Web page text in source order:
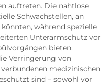
auftreten. Die nahtlose
Schwachstellen, an
während spezielle
Unterarmschutz vor
bieten.
Verringerung von
medizinischen
sind – sowohl vor